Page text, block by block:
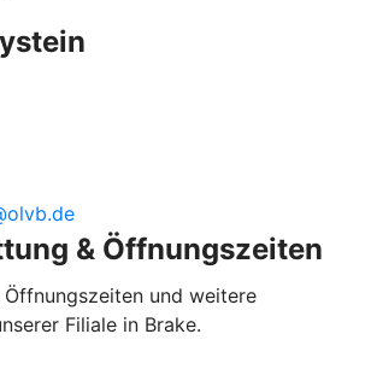
olvb.de
& Öffnungszeiten
und weitere
Filiale in Brake.